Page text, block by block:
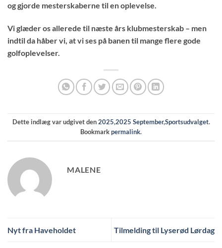
og gjorde mesterskaberne til en oplevelse.
Vi glæder os allerede til næste års klubmesterskab – men
indtil da håber vi, at vi ses på banen til mange flere gode
golfoplevelser.
Dette indlæg var udgivet den2025,2025 September,Sportsudvalget.
Bookmarkpermalink.
MALENE
Nyt fra Haveholdet Tilmelding til Lyserød Lørdag